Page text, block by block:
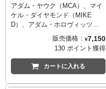
象的なMV中に登場する、3人の
姿の立体化はまさに待望！！レ
トロポップな雰囲気、ニヤリと
プ。3.75インチのミニフィギュ
アだけではなく、そのパッケー
ジまで「ひとつの作品」とす
る、スーパー7の「リ・アクショ
アダム・ヤウク（MCA）、マイ
ケル・ダイヤモンド（MIKE
D）、アダム・ホロヴィッツ
（Ad Rock）による伝説的ヒッ
プホップグループ「ビーステ
ィ・ボーイズ」。ミックス・マ
スター・マイクを初めて起用し
HIPHOP路線への回帰となった
販売価格： ¥7,150
130 ポイント獲得
カートに入れる